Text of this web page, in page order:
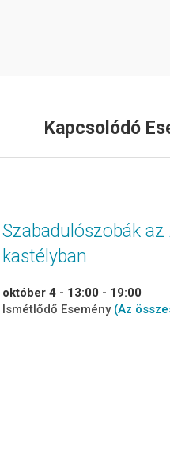
Kapcsolódó
Szabadulószobák az
kastélyban
október 4 - 13:00 - 19:00
Ismétlődő Esemény (Az